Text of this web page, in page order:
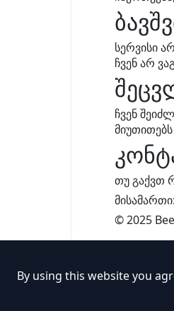
სერვისი
ჩვენ არ
ჩვენ
თუ გაქვთ
მისამართი:
© 2025
By using this website you